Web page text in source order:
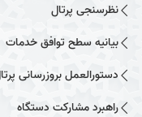
نظرسنجی پرتال
بیانیه سطح توافق خدمات
دستورالعمل بروزرسانی
راهبرد مشارکت دستگاه